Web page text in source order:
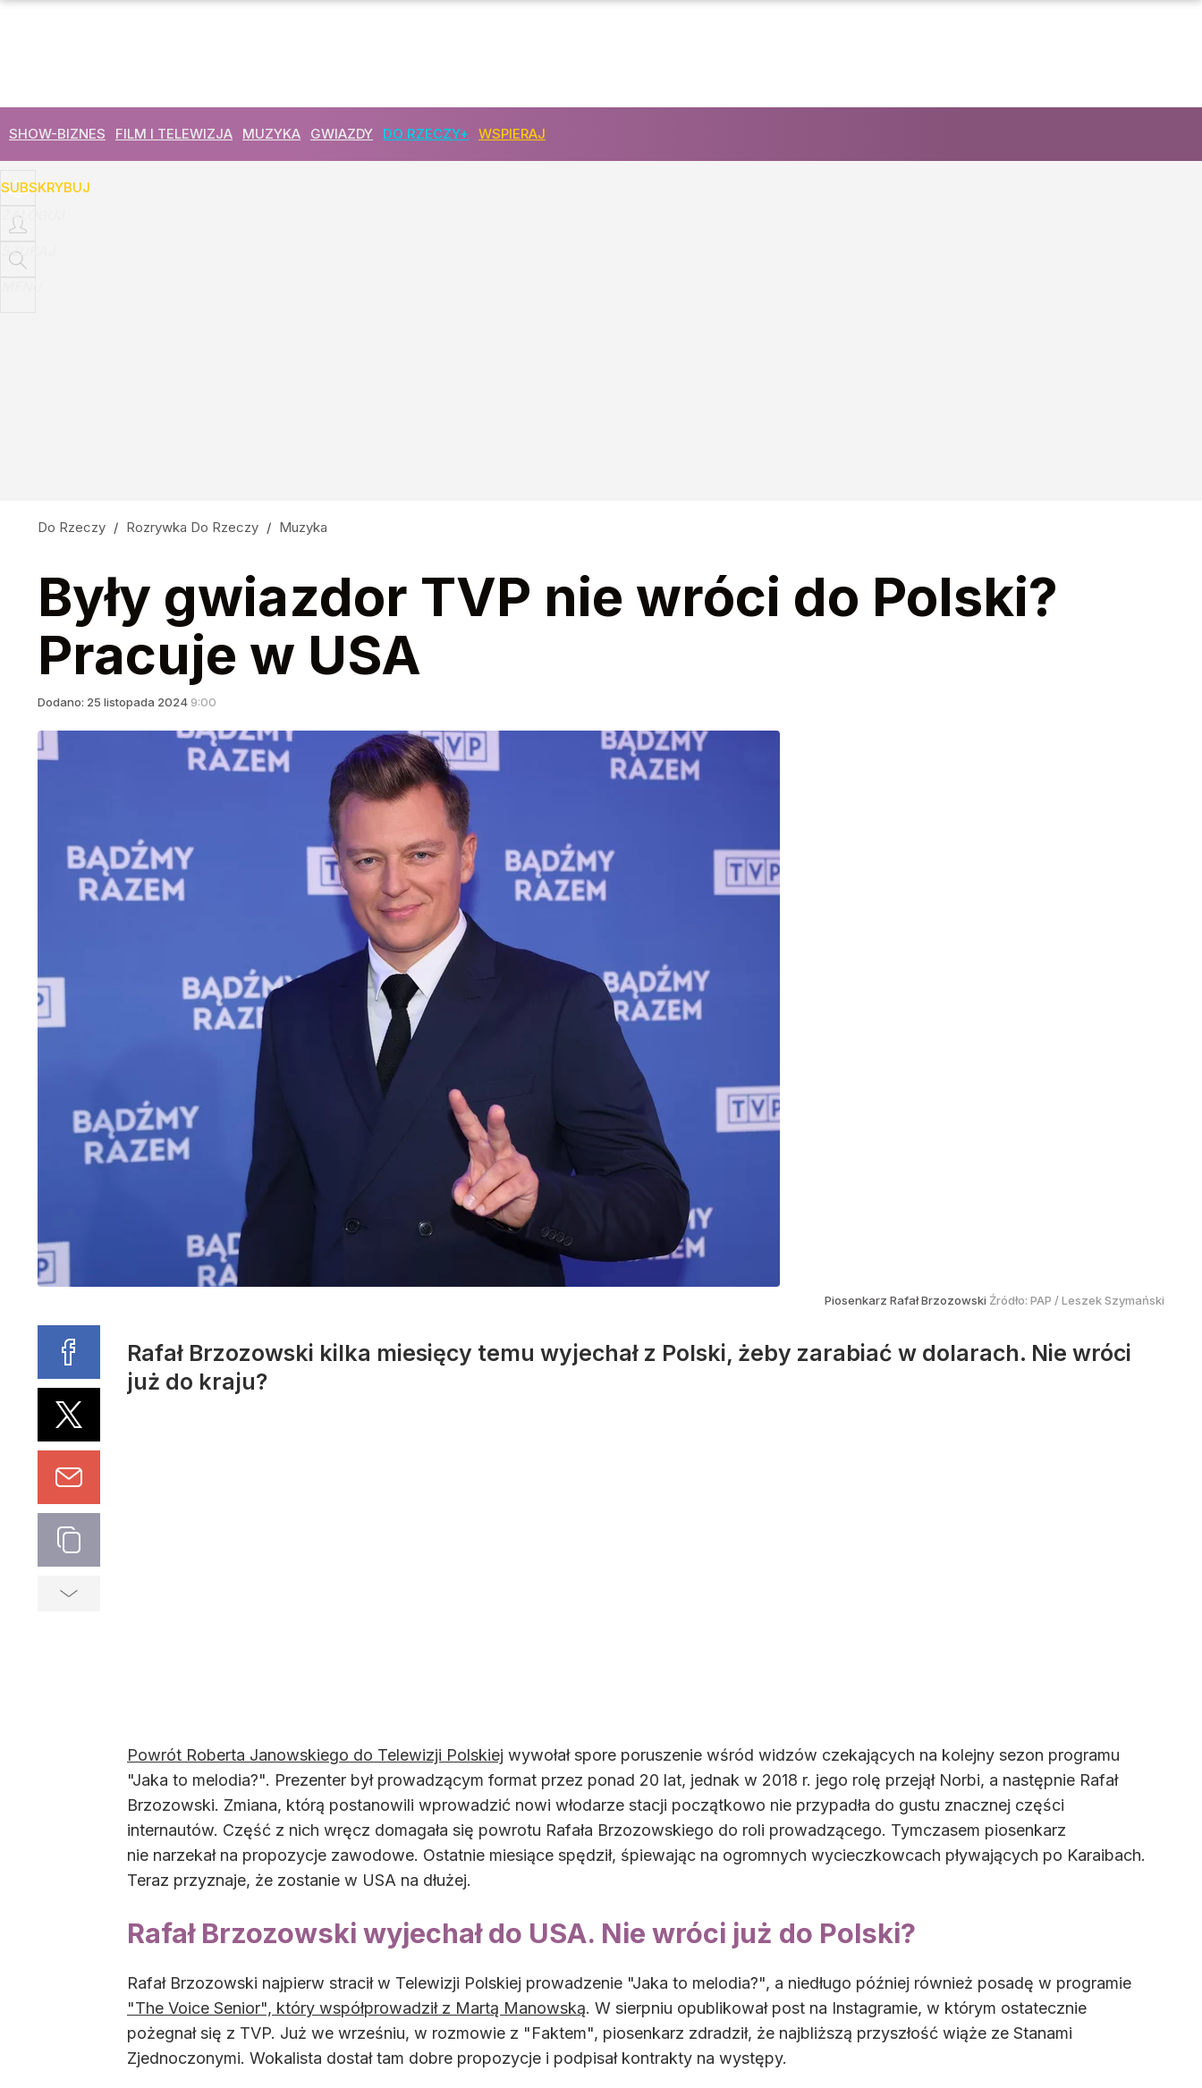
SHOW-BIZNES FILM I TELEWIZJA MUZYKA GWIAZDY DO RZECZY+ WSPIERAJ
SUBSKRYBUJ
ZALOGUJ
SZUKAJ
Do Rzeczy / Rozrywka Do Rzeczy / Muzyka
Były gwiazdor TVP nie wróci do Polski?
Pracuje w USA
Dodano: 25 listopada 2024 9:00
Piosenkarz Rafał Brzozowski Źródło: PAP /Leszek Szymański
Rafał Brzozowski kilka miesięcy temu wyjechał z Polski, żeby zarabiać w dolarach. Nie wróci
już do kraju?
Powrót Roberta Janowskiego do Telewizji Polskiej wywołał spore poruszenie wśród widzów czekających na kolejny sezon programu
"Jaka to melodia?". Prezenter był prowadzącym format przez ponad 20 lat, jednak w 2018 r. jego rolę przejął Norbi, a następnie Rafał
Brzozowski. Zmiana, którą postanowili wprowadzić nowi włodarze stacji początkowo nie przypadła do gustu znacznej części
internautów. Część z nich wręcz domagała się powrotu Rafała Brzozowskiego do roli prowadzącego. Tymczasem piosenkarz
nie narzekał na propozycje zawodowe. Ostatnie miesiące spędził, śpiewając na ogromnych wycieczkowcach pływających po Karaibach.
Teraz przyznaje, że zostanie w USA na dłużej.
Rafał Brzozowski wyjechał do USA. Nie wróci już do Polski?
Rafał Brzozowski najpierw stracił w Telewizji Polskiej prowadzenie "Jaka to melodia?", a niedługo później również posadę w programie
"The Voice Senior", który współprowadził z Martą Manowską. W sierpniu opublikował post na Instagramie, w którym ostatecznie
pożegnał się z TVP. Już we wrześniu, w rozmowie z "Faktem", piosenkarz zdradził, że najbliższą przyszłość wiąże ze Stanami
Zjednoczonymi. Wokalista dostał tam dobre propozycje i podpisał kontrakty na występy.